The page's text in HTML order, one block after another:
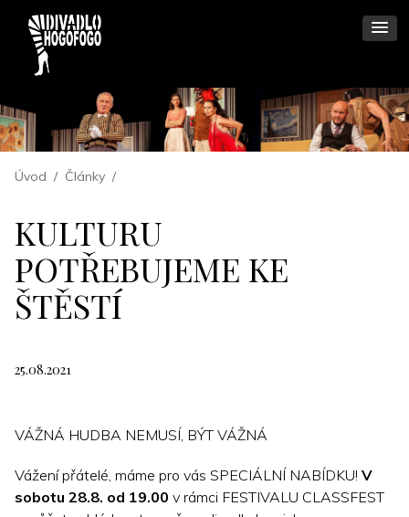
Úvod / Články /
KULTURU
POTŘEBUJEME KE
ŠTĚSTÍ
25.08.2021
VÁŽNÁ HUDBA NEMUSÍ, BÝT VÁŽNÁ
Vážení přátelé, máme pro vás SPECIÁLNÍ NABÍDKU! V
sobotu 28.8. od 19.00 v rámci FESTIVALU CLASSFEST